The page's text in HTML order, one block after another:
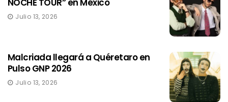
NOCHE TOUR” en México
Julio 13, 2026
Malcriada llegará a Quéretaro en
Pulso GNP 2026
Julio 13, 2026